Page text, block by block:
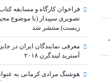
فراخوان کارگاه و مسابقه
تصویری سپیدار (با موضوع
زیست) منتشر شد
معرفی نمایندگان ایران در
آسترید لیندگرن ۲۰۱۸
هوشنگ مرادی کرمانی به